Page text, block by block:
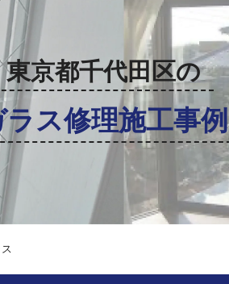
東京都千代田区の
ラス修理施工事例